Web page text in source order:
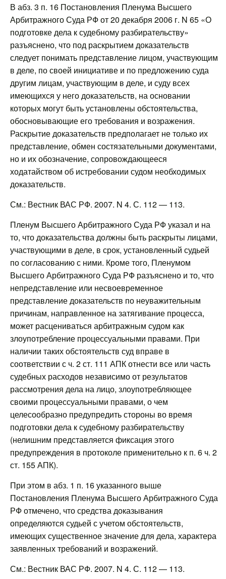
В абз. 3 п. 16 Постановления Пленума Высшего
Арбитражного Суда РФ от 20 декабря 2006 г. N 65 «О
подготовке дела к судебному разбирательству»
разъяснено, что под раскрытием доказательств
следует понимать представление лицом, участвующим
в деле, по своей инициативе и по предложению суда
другим лицам, участвующим в деле, и суду всех
имеющихся у него доказательств, на основании
которых могут быть установлены обстоятельства,
обосновывающие его требования и возражения.
Раскрытие доказательств предполагает не только их
представление, обмен состязательными документами,
но и их обозначение, сопровождающееся
ходатайством об истребовании судом необходимых
доказательств.
См.: Вестник ВАС РФ. 2007. N 4. С. 112 — 113.
Пленум Высшего Арбитражного Суда РФ указал и на
то, что доказательства должны быть раскрыты лицами,
участвующими в деле, в срок, установленный судьей
по согласованию с ними. Кроме того, Пленумом
Высшего Арбитражного Суда РФ разъяснено и то, что
непредставление или несвоевременное
представление доказательств по неуважительным
причинам, направленное на затягивание процесса,
может расцениваться арбитражным судом как
злоупотребление процессуальными правами. При
наличии таких обстоятельств суд вправе в
соответствии с ч. 2 ст. 111 АПК отнести все или часть
судебных расходов независимо от результатов
рассмотрения дела на лицо, злоупотребляющее
своими процессуальными правами, о чем
целесообразно предупредить стороны во время
подготовки дела к судебному разбирательству
(нелишним представляется фиксация этого
предупреждения в протоколе применительно к п. 6 ч. 2
ст. 155 АПК).
При этом в абз. 1 п. 16 указанного выше
Постановления Пленума Высшего Арбитражного Суда
РФ отмечено, что средства доказывания
определяются судьей с учетом обстоятельств,
имеющих существенное значение для дела, характера
заявленных требований и возражений.
См.: Вестник ВАС РФ. 2007. N 4. С. 112 — 113.